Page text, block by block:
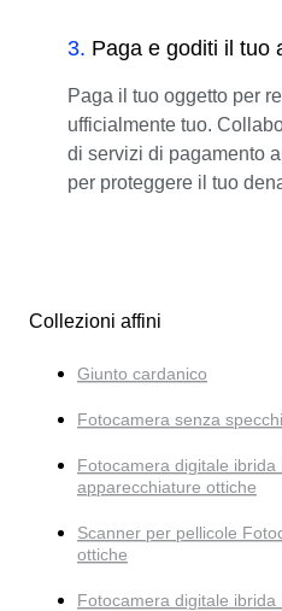
3. Paga e goditi il tuo
Paga il tuo oggetto per
ufficialmente tuo.
di servizi di pagamento
per proteggere il tuo
Collezioni affini
Giunto cardanico
Fotocamera senza
Fotocamera digitale ibrida
apparecchiature ottiche
Scanner per pellicole
ottiche
Fotocamera digitale ibrida